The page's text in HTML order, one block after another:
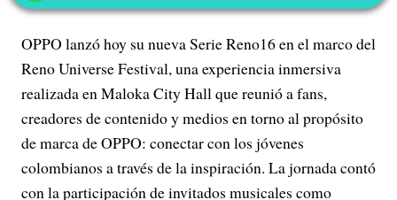
OPPO lanzó hoy su nueva Serie Reno16 en el marco del
Reno Universe Festival, una experiencia inmersiva
realizada en Maloka City Hall que reunió a fans,
creadores de contenido y medios en torno al propósito
de marca de OPPO: conectar con los jóvenes
colombianos a través de la inspiración. La jornada contó
con la participación de invitados musicales como